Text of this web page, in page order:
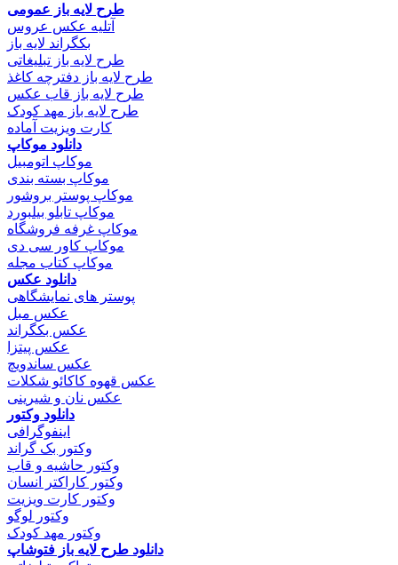
طرح لایه باز عمومی
آتلیه عکس عروس
بکگراند لایه باز
طرح لایه باز تبلیغاتی
طرح لایه باز دفترچه کاغذ
طرح لایه باز قاب عکس
طرح لایه باز مهد کودک
کارت ویزیت آماده
دانلود موکاپ
موکاپ اتومبیل
موکاپ بسته بندی
موکاپ پوستر بروشور
موکاپ تابلو بیلبورد
موکاپ غرفه فروشگاه
موکاپ کاور سی دی
موکاپ کتاب مجله
دانلود عکس
پوستر های نمایشگاهی
عکس مبل
عکس بکگراند
عکس پیتزا
عکس ساندویچ
عکس قهوه کاکائو شکلات
عکس نان و شیرینی
دانلود وکتور
اینفوگرافی
وکتور بک گراند
وکتور حاشیه و قاب
وکتور کاراکتر انسان
وکتور کارت ویزیت
وکتور لوگو
وکتور مهد کودک
دانلود طرح لایه باز فتوشاپ